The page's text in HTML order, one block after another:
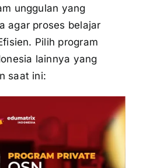
unggulan yang
agar proses belajar
Pilih program
lainnya yang
saat ini: